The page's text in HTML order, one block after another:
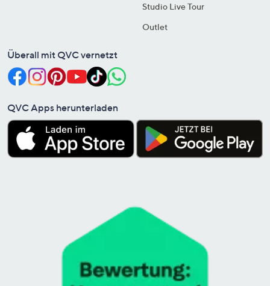
Studio Live Tour
Outlet
Überall mit QVC vernetzt
QVC Apps herunterladen